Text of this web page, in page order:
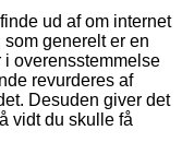
ud af om internet
generelt er en
overensstemmelse
revurderes af
Desuden giver det
vidt du skulle få